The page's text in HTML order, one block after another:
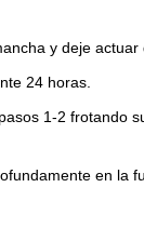
y deje actuar
24 horas.
1-2
en la